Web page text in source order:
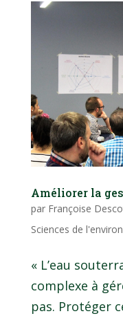
Améliorer la
par Françoise
Sciences de
« L’eau
complexe à
pas. Protéger